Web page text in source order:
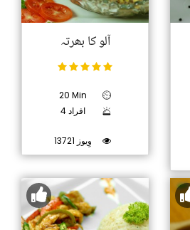
آلو کا بھرتہ
20 Min
4 افراد
13721 وِیوز